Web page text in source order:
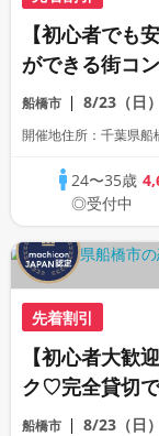
【初心者でも
ができる街コ
♡《連絡先自
船橋市 8/23（日）
開催地住所：千葉県
24〜35歳
◎受付中
先着割引
【初心者大歓
ク♡完全貸切
ます♡連絡先
船橋市 8/23（日）